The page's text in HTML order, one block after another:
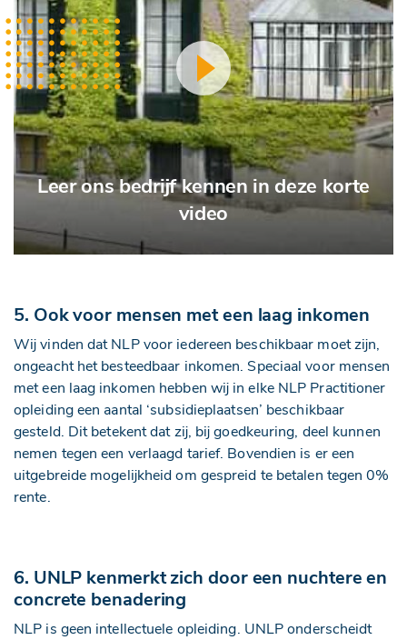
Leer ons bedrijf kennen in deze korte
video
5. Ook voor mensen met een laag inkomen
Wij vinden dat NLP voor iedereen beschikbaar moet zijn,
ongeacht het besteedbaar inkomen. Speciaal voor mensen
met een laag inkomen hebben wij in elke NLP Practitioner
opleiding een aantal ‘subsidieplaatsen’ beschikbaar
gesteld. Dit betekent dat zij, bij goedkeuring, deel kunnen
nemen tegen een verlaagd tarief. Bovendien is er een
uitgebreide mogelijkheid om gespreid te betalen tegen 0%
rente.
6. UNLP kenmerkt zich door een nuchtere en
concrete benadering
NLP is geen intellectuele opleiding. UNLP onderscheidt